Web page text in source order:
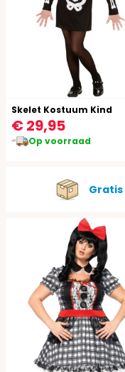
Skelet Kostuum Kind
€ 29,95
Op voorraad